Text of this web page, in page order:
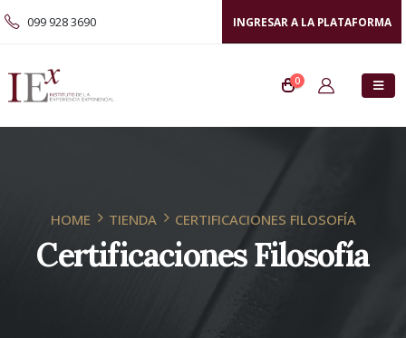
099 928 3690 INGRESAR A LA PLATAFORMA
0
HOME TIENDA CERTIFICACIONES FILOSOFÍA
Certificaciones Filosofía